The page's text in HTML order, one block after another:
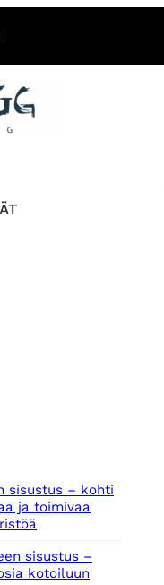
sisustus – kohti
ja toimivaa
sisustus –
kotoiluun